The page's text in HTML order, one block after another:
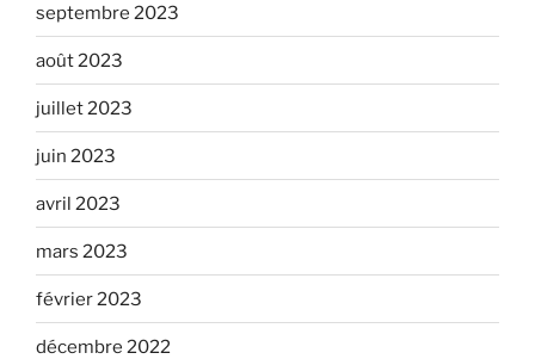
septembre 2023
août 2023
juillet 2023
juin 2023
avril 2023
mars 2023
février 2023
décembre 2022